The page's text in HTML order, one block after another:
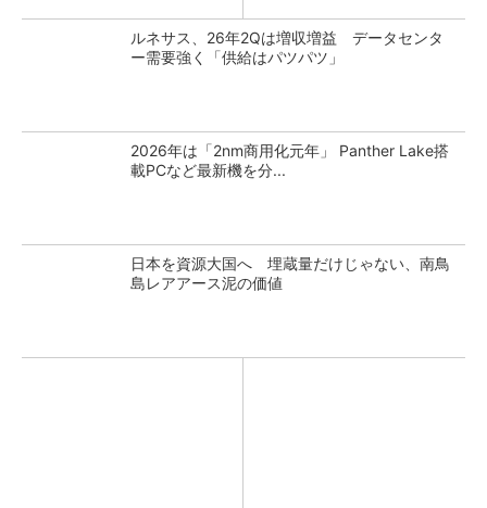
ルネサス、26年2Qは増収増益 データセンタ
ー需要強く「供給はパツパツ」
2026年は「2nm商用化元年」 Panther Lake搭
載PCなど最新機を分...
日本を資源大国へ 埋蔵量だけじゃない、南鳥
島レアアース泥の価値